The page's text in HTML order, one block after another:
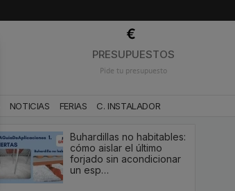
PRESUPUESTOS
Pide tu presupuesto
NOTICIAS FERIAS C. INSTALADOR
Buhardillas no habitables:
cómo aislar el último
forjado sin acondicionar
un esp…